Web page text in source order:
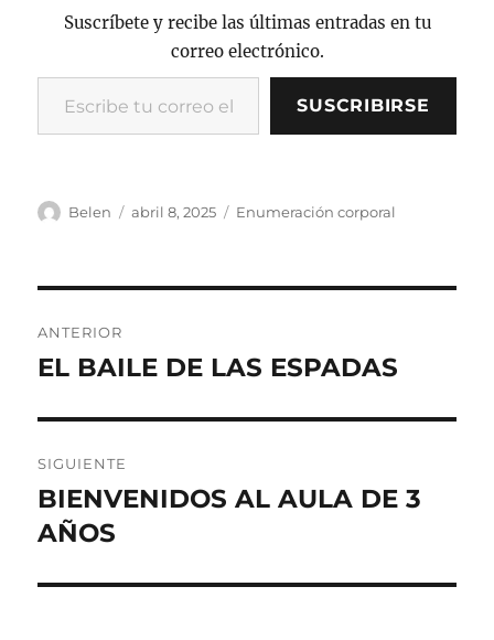
Suscríbete y recibe las últimas entradas en tu
correo electrónico.
Escribe tu correo electrónico…
SUSCRIBIRSE
Autor
Belen
Publicado
abril 8, 2025 Categorías
Enumeración corporal
de
ANTERIOR
Entrada
EL BAILE DE LAS ESPADAS
SIGUIENTE
Entrada
siguiente:
BIENVENIDOS AL AULA DE 3
AÑOS